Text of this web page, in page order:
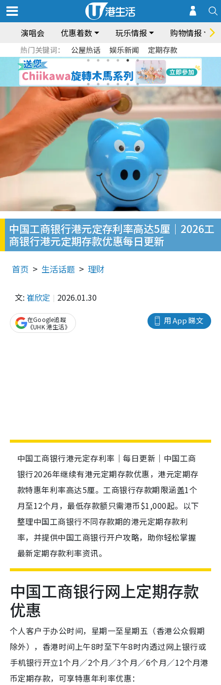
演唱会 优惠着数 玩乐情报 购物情报
热门关键词： 公屋热话 娱乐新闻 定期存款
中国工商银行港元定存利率高达5厘｜2026工
商银行港元定期存款优惠每日更新
首页 生活话题 理财
文: 崔欣定 2026.01.30
用 App 睇文
在Google追蹤
《UHK 港生活》
中国工商银行港元定存利率｜每日更新｜中国工商
银行2026年继续有港元定期存款优惠，港元定期存
款特惠年利率高达5厘。工商银行存款期限涵盖1个
月至12个月，最低存款额只需港币$1,000起。以下
整理中国工商银行不同存款期的港元定期存款利
率，并提供中国工商银行开户攻略，助你轻松掌握
最新定期存款利率资讯。
中国工商银行网上定期存款
优惠
个人客户于办公时间，星期一至星期五（香港公众假期
除外），香港时间上午8时至下午8时内透过网上银行或
手机银行开立1个月／2个月／3个月／6个月／12个月港
币定期存款，可享特惠年利率优惠：